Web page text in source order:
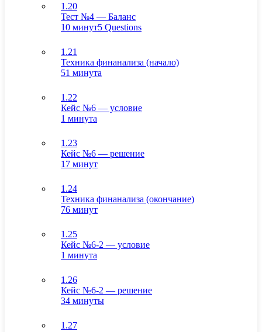
1.20
Тест №4 — Баланс
10 минут5 Questions
1.21
Техника финанализа (начало)
51 минута
1.22
Кейс №6 — условие
1 минута
1.23
Кейс №6 — решение
17 минут
1.24
Техника финанализа (окончание)
76 минут
1.25
Кейс №6-2 — условие
1 минута
1.26
Кейс №6-2 — решение
34 минуты
1.27